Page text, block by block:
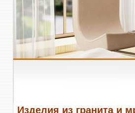
Изделия из гранита и